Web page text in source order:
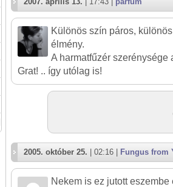
Különös szín páros,
élmény.
A harmatfűzér szerénysége
Grat! .. így utólag is!
2005. október 25. | 02:16 | Fungus from
Nekem is ez jutott